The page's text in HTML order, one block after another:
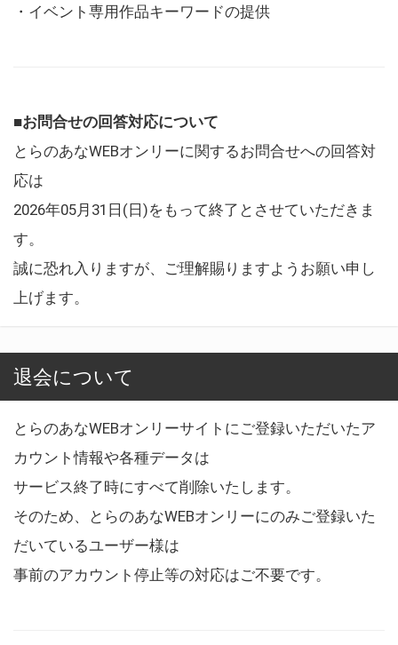
・イベント専用作品キーワードの提供
■お問合せの回答対応について
とらのあなWEBオンリーに関するお問合せへの回答対
応は
2026年05月31日(日)をもって終了とさせていただきま
す。
誠に恐れ入りますが、ご理解賜りますようお願い申し
上げます。
退会について
とらのあなWEBオンリーサイトにご登録いただいたア
カウント情報や各種データは
サービス終了時にすべて削除いたします。
そのため、とらのあなWEBオンリーにのみご登録いた
だいているユーザー様は
事前のアカウント停止等の対応はご不要です。